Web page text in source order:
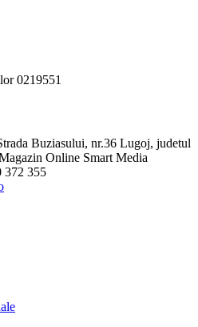
0219551
Buziasului, nr.36 Lugoj, judetul
Online Smart Media
372 355